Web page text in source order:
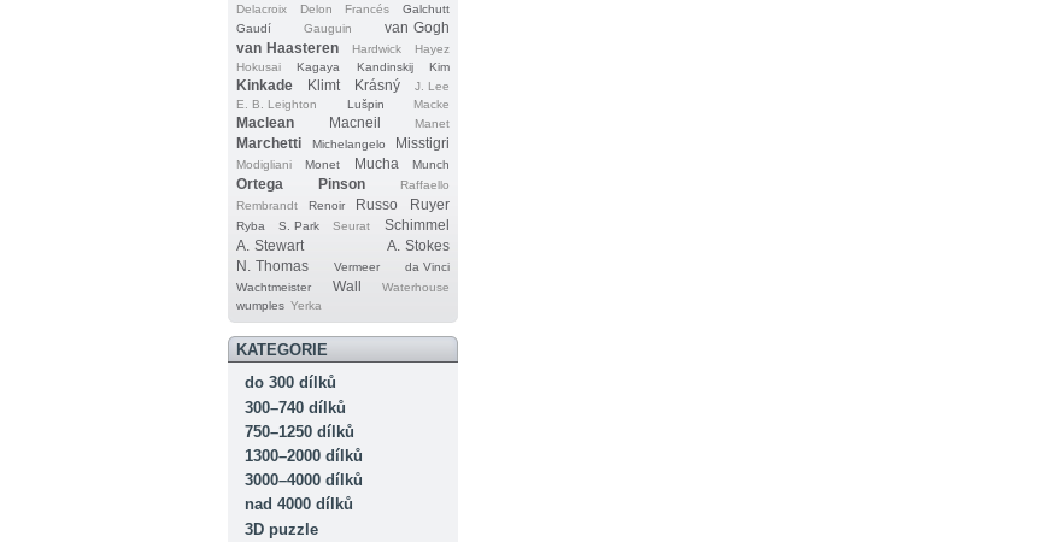
Delacroix
Delon Francés
Galchutt
Gaudí
Gauguin
van Gogh
van Haasteren
Hardwick
Hayez
Hokusai
Kagaya Kandinskij Kim
Kinkade Klimt Krásný
J. Lee
E. B. Leighton
Lušpin Macke
Maclean Macneil Manet
Marchetti Michelangelo Misstigri
Modigliani Monet Mucha Munch
Ortega Pinson
Raffaello
Rembrandt
Renoir Russo Ruyer
Ryba S. Park Seurat
Schimmel
A. Stewart
A. Stokes
N. Thomas
Vermeer
da Vinci
Wachtmeister
Wall
Waterhouse
wumples Yerka
KATEGORIE
do 300 dílků
300–740 dílků
750–1250 dílků
1300–2000 dílků
3000–4000 dílků
nad 4000 dílků
3D puzzle